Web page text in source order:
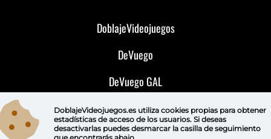
DoblajeVideojuegos
DeVuego
DeVuego GAL
DeVuego LATAM
DeVuego Portugal
DoblajeVideojuegos.es utiliza cookies propiaspara obtener
estadísticas de acceso de los usuarios. Si deseas
desactivarlas puedes desmarcar la casilla de seguimiento